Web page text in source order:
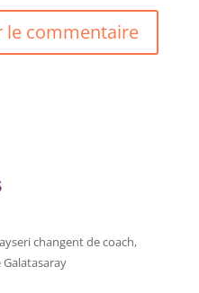
changent de coach,